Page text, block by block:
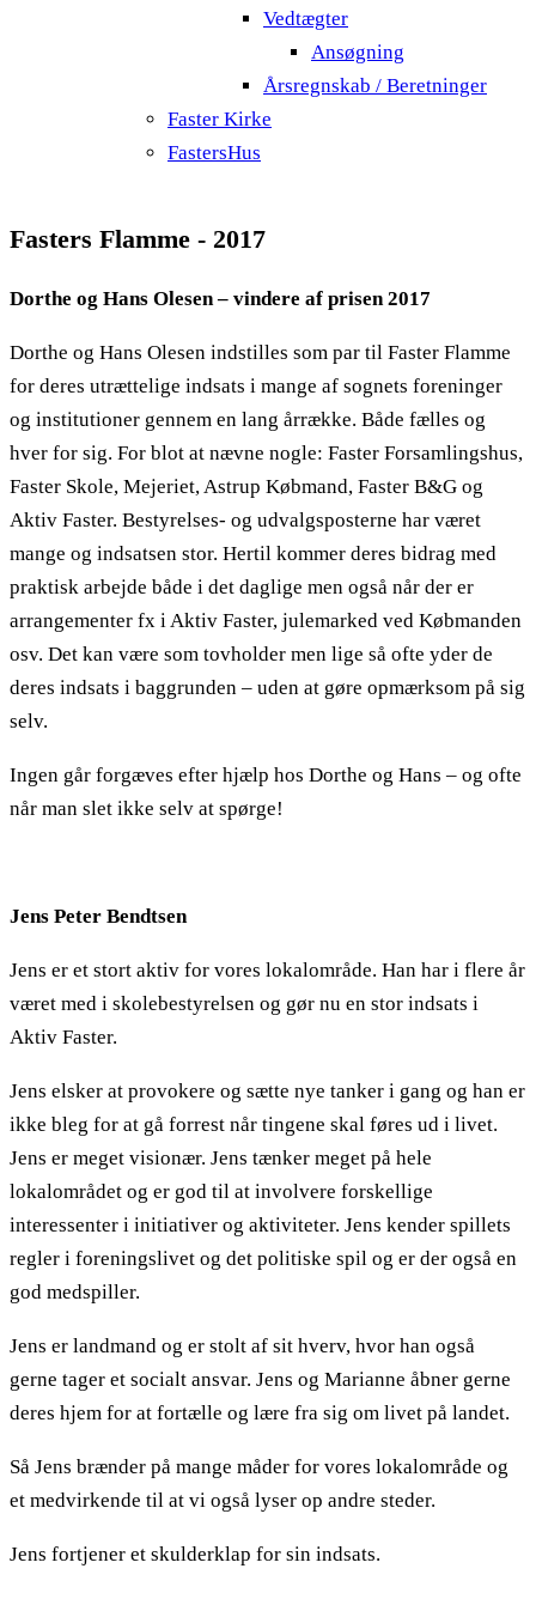
Vedtægter
Ansøgning
Årsregnskab / Beretninger
Faster Kirke
FastersHus
Fasters Flamme - 2017
Dorthe og Hans Olesen – vindere af prisen 2017
Dorthe og Hans Olesen indstilles som par til Faster Flamme
for deres utrættelige indsats i mange af sognets foreninger
og institutioner gennem en lang årrække. Både fælles og
hver for sig. For blot at nævne nogle: Faster Forsamlingshus,
Faster Skole, Mejeriet, Astrup Købmand, Faster B&G og
Aktiv Faster. Bestyrelses- og udvalgsposterne har været
mange og indsatsen stor. Hertil kommer deres bidrag med
praktisk arbejde både i det daglige men også når der er
arrangementer fx i Aktiv Faster, julemarked ved Købmanden
osv. Det kan være som tovholder men lige så ofte yder de
deres indsats i baggrunden – uden at gøre opmærksom på sig
selv.
Ingen går forgæves efter hjælp hos Dorthe og Hans – og ofte
når man slet ikke selv at spørge!
Jens Peter Bendtsen
Jens er et stort aktiv for vores lokalområde. Han har i flere år
været med i skolebestyrelsen og gør nu en stor indsats i
Aktiv Faster.
Jens elsker at provokere og sætte nye tanker i gang og han er
ikke bleg for at gå forrest når tingene skal føres ud i livet.
Jens er meget visionær. Jens tænker meget på hele
lokalområdet og er god til at involvere forskellige
interessenter i initiativer og aktiviteter. Jens kender spillets
regler i foreningslivet og det politiske spil og er der også en
god medspiller.
Jens er landmand og er stolt af sit hverv, hvor han også
gerne tager et socialt ansvar. Jens og Marianne åbner gerne
deres hjem for at fortælle og lære fra sig om livet på landet.
Så Jens brænder på mange måder for vores lokalområde og
et medvirkende til at vi også lyser op andre steder.
Jens fortjener et skulderklap for sin indsats.